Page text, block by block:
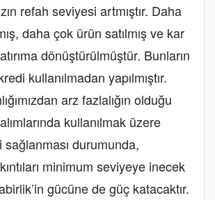
refah seviyesi artmıştır. Daha
daha çok ürün satılmış ve kar
dönüştürülmüştür. Bunların
kullanılmadan yapılmıştır.
arz fazlalığın olduğu
kullanılmak üzere
durumunda,
minimum seviyeye inecek
gücüne de güç katacaktır.